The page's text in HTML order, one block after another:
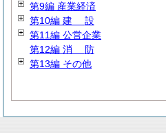
第9編 産業経済
第10編 建 設
第11編 公営企業
第12編 消 防
第13編 その他